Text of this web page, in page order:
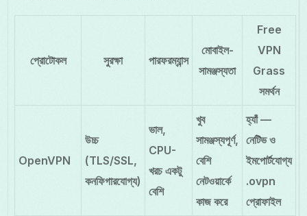
প্রোটোকল সুরক্ষা পারফরম্যান্স
মোবাইল-
সামঞ্জস্যতা
Free
VPN
Grass
সমর্থন
OpenVPN
উচ্চ
(TLS/SSL,
কনফিগারযোগ্য)
ভাল,
CPU-
খরচ একটু
বেশি
খুব
সামঞ্জস্যপূর্ণ,
বেশি
নেটওয়ার্কে
কাজ করে
হ্যাঁ —
নেটিভ ও
ইমপোর্টযোগ্য
.ovpn
প্রোফাইল